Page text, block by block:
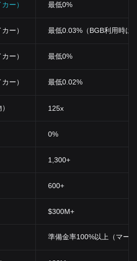
ー） 最低0%
ー） 最低0.03%（BGB利用時は
ー） 最低0%
ー） 最低0.02%
125x
0%
1,300+
600+
$300M+
準備金率100%以上（マー